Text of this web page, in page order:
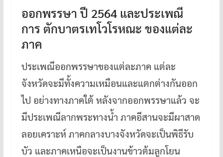
ออกพรรษา ปี 2564 และประเพณี
การ ตักบาตรเทโวโรหณะ ของแต่ละ
ภาค
ประเพณีออกพรรษาของแต่ละภาค แต่ละ
จังหวัดจะมีทั้งความเหมือนและแตกต่างกันออก
ไป อย่างทางภาคใต้ หลังจากออกพรรษาแล้ว จะ
มีประเพณีลากพระทางน้ำ ภาคอีสานจะมีผาสาด
ลอยเคราะห์ ภาคกลางบางจังหวัดจะเป็นพิธีรับ
บัว และภาคเหนือจะเป็นงานข้าวต้มลูกโยน